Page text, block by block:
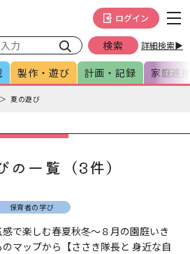
詳細検索▶
ログイン
製作・遊び 計画・記録 家庭連
夏の遊び
の一覧（3件）
保育者の学び
感で楽しむ春夏秋冬～８月の園庭いき
のマップから【ささき隊長と 身近な自